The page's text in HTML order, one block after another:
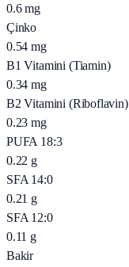
0.6 mg
Çinko
0.54 mg
B1 Vitamini (Tiamin)
0.34 mg
B2 Vitamini (Riboflavin)
0.23 mg
PUFA 18:3
0.22 g
SFA 14:0
0.21 g
SFA 12:0
0.11 g
Bakir